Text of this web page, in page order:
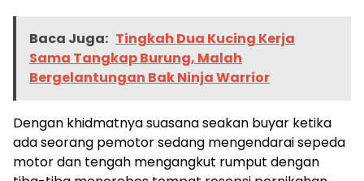
Baca Juga: Tingkah Dua Kucing Kerja
Sama Tangkap Burung, Malah
Bergelantungan Bak Ninja Warrior
Dengan khidmatnya suasana seakan buyar ketika
ada seorang pemotor sedang mengendarai sepeda
motor dan tengah mengangkut rumput dengan